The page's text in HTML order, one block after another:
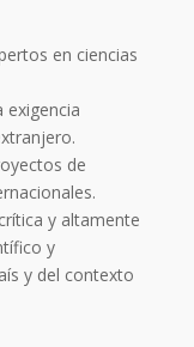
en ciencias
exigencia
de
y altamente
y
y del contexto